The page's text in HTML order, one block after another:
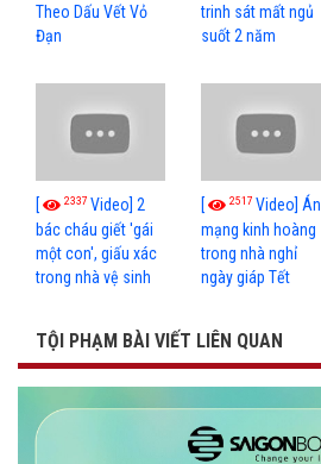
Theo Dấu Vết Vỏ
Đạn
trinh sát mất ngủ
suốt 2 năm
[ 2337 Video] 2
bác cháu giết 'gái
một con', giấu xác
trong nhà vệ sinh
[ 2517Video] Án
mạng kinh hoàng
trong nhà nghỉ
ngày giáp Tết
TỘI PHẠM BÀI VIẾT LIÊN QUAN